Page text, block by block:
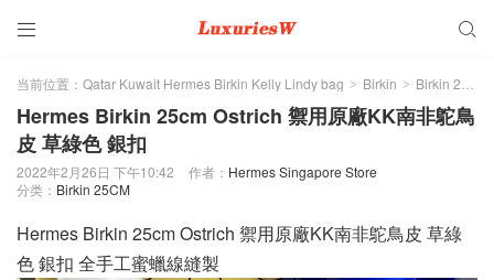
 
当前位置： Qatar Kuwait Hermes Birkin Kelly Lindy bag > Birkin > Birkin 25CM
Hermes Birkin 25cm Ostrich 禦用原廠KK南非鴕鳥
皮 草綠色 銀扣
2022年2月26日 下午10:42 作者： Hermes Singapore Store
分类： Birkin 25CM
Hermes Birkin 25cm Ostrich 禦用原廠KK南非鴕鳥皮 草綠
色 銀扣 全手工蜜蠟線縫製